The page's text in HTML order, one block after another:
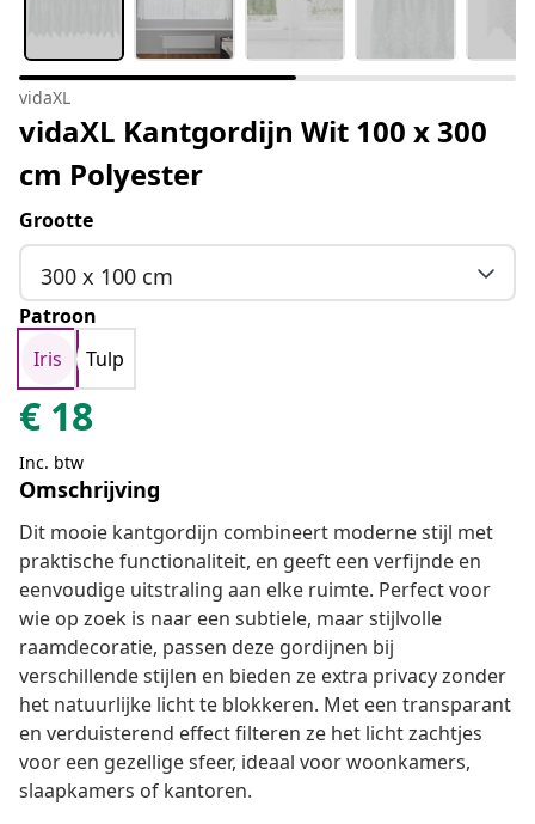
vidaXL
vidaXL Kantgordijn Wit 100 x 300
cm Polyester
Grootte
300 x 100 cm
Patroon
Iris
Tulp
€ 18
Inc. btw
Omschrijving
Dit mooie kantgordijn combineert moderne stijl met
praktische functionaliteit, en geeft een verfijnde en
eenvoudige uitstraling aan elke ruimte. Perfect voor
wie op zoek is naar een subtiele, maar stijlvolle
raamdecoratie, passen deze gordijnen bij
verschillende stijlen en bieden ze extra privacy zonder
het natuurlijke licht te blokkeren. Met een transparant
en verduisterend effect filteren ze het licht zachtjes
voor een gezellige sfeer, ideaal voor woonkamers,
slaapkamers of kantoren.